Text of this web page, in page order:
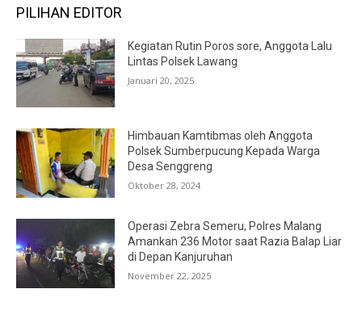
PILIHAN EDITOR
Kegiatan Rutin Poros sore, Anggota Lalu
Lintas Polsek Lawang
Januari 20, 2025
Himbauan Kamtibmas oleh Anggota
Polsek Sumberpucung Kepada Warga
Desa Senggreng
Oktober 28, 2024
Operasi Zebra Semeru, Polres Malang
Amankan 236 Motor saat Razia Balap Liar
di Depan Kanjuruhan
November 22, 2025